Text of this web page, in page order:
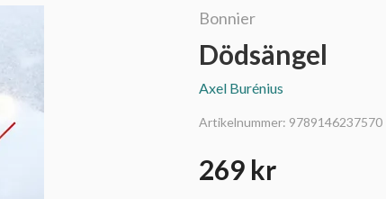
Bonnier
Dödsängel
Axel Burénius
Artikelnummer: 9789146237570
269 kr